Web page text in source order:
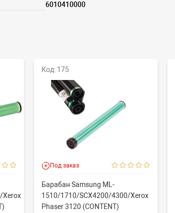
6010410000
Код: 175
Под заказ
Барабан Samsung ML-
1510/1710/SCX4200/4300/Xerox
Phaser 3120 (CONTENT)